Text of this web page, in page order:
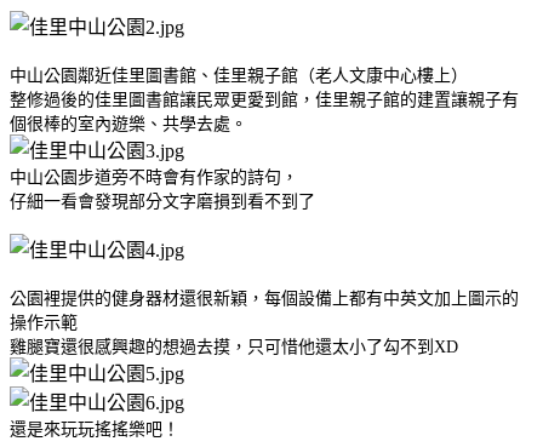
中山公園鄰近佳里圖書館、佳里親子館（老人文康中心樓上）
整修過後的佳里圖書館讓民眾更愛到館，佳里親子館的建置讓親子有
個很棒的室內遊樂、共學去處。
中山公園步道旁不時會有作家的詩句，
仔細一看會發現部分文字磨損到看不到了
公園裡提供的健身器材還很新穎，每個設備上都有中英文加上圖示的
操作示範
雞腿寶還很感興趣的想過去摸，只可惜他還太小了勾不到XD
還是來玩玩搖搖樂吧！